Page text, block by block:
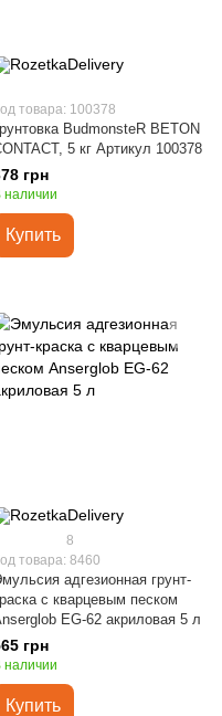
товара: 100378
BudmonsteR BETON
5 кг Артикул 100378
грн
наличии
Купить
8
товара: 8460
адгезионная грунт-
с кварцевым песком
EG-62 акриловая 5 л
грн
наличии
Купить